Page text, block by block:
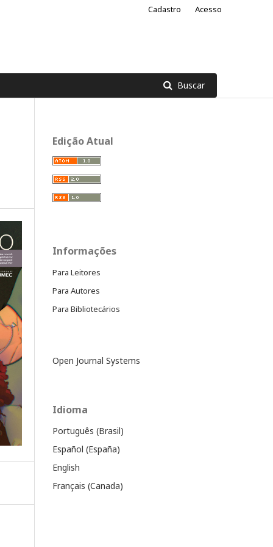
Buscar
Cadastro Acesso
Edição Atual
Informações
Para Leitores
Para Autores
Para Bibliotecários
Open Journal Systems
Idioma
Português (Brasil)
Español (España)
English
Français (Canada)